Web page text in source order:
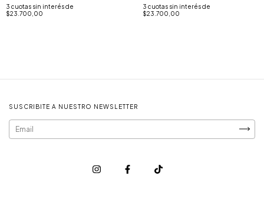
3 cuotas sin interés de
$23.700,00
3 cuotas sin interés de
$23.700,00
SUSCRIBITE A NUESTRO NEWSLETTER